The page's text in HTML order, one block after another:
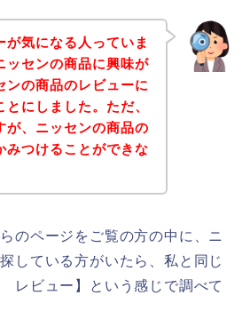
が気になる人っていま
ッセンの商品に興味が
ンの商品のレビューに
にしました。ただ、
が、ニッセンの商品の
みつけることができな
のページをご覧の方の中に、ニ
している方がいたら、私と同じ
レビュー】という感じで調べて